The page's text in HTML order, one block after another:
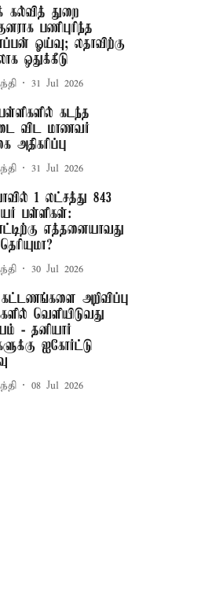
கல்வித் துறை
பணிபுரிந்த
ஓய்வு; லதாவிற்கு
ஒதுக்கீடு
31 Jul 2026
கடந்த
விட மாணவர்
அதிகரிப்பு
31 Jul 2026
1 லட்சத்து 843
பள்ளிகள்:
எத்தனையாவது
30 Jul 2026
அறிவிப்பு
வெளியிடுவது
- தனியார்
ஐகோர்ட்டு
08 Jul 2026